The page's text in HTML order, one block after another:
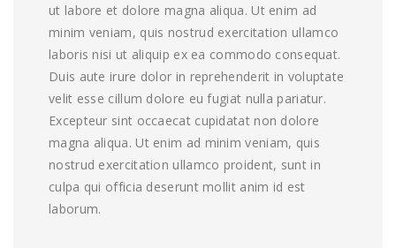
ut labore et dolore magna aliqua. Ut enim ad
minim veniam, quis nostrud exercitation ullamco
laboris nisi ut aliquip ex ea commodo consequat.
Duis aute irure dolor in reprehenderit in voluptate
velit esse cillum dolore eu fugiat nulla pariatur.
Excepteur sint occaecat cupidatat non dolore
magna aliqua. Ut enim ad minim veniam, quis
nostrud exercitation ullamco proident, sunt in
culpa qui officia deserunt mollit anim id est
laborum.